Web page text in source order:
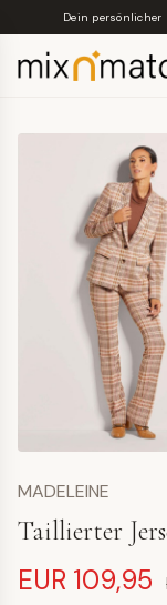
Skip to main
Dein
MADELEINE
Taillierter
EUR 109,95